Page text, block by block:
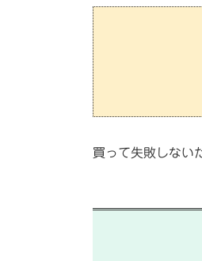
買って失敗しない